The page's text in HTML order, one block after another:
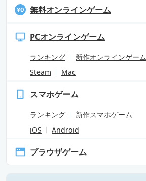
無料オンラインゲーム
PCオンラインゲーム
ランキング
新作オンラインゲーム
Steam
Mac
スマホゲーム
ランキング
新作スマホゲーム
iOS
Android
ブラウザゲーム